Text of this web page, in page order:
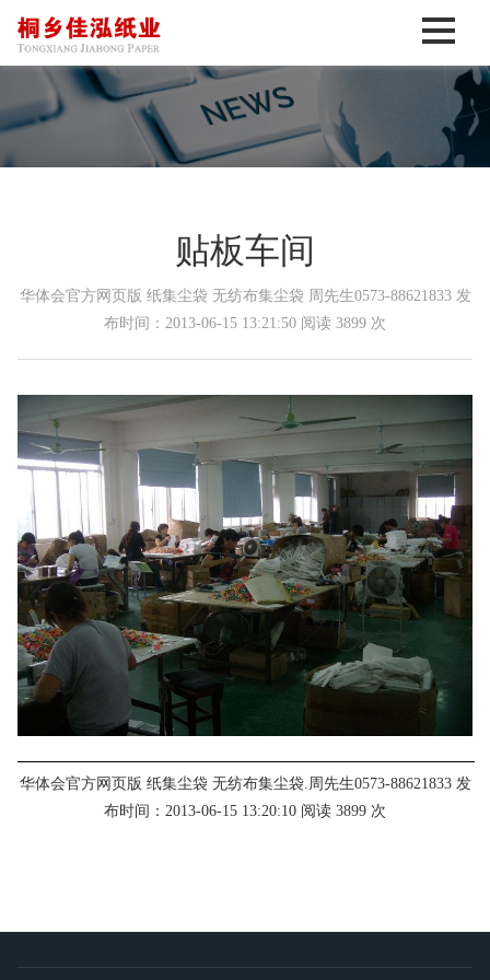
贴板车间
华体会官方网页版 纸集尘袋 无纺布集尘袋 周先生0573-88621833 发
布时间：2013-06-15 13:21:50 阅读 3899 次
华体会官方网页版 纸集尘袋 无纺布集尘袋.周先生0573-88621833 发
布时间：2013-06-15 13:20:10 阅读 3899 次